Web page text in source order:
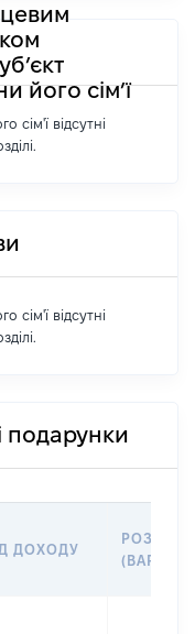
його сім’ї
сім'ї відсутні
сім'ї відсутні
подарунки
ДОХОДУ
РОЗМІР